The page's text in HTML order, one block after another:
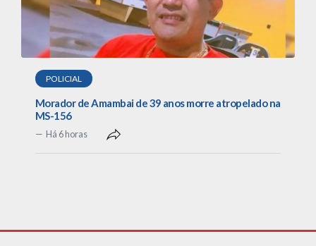
POLICIAL
Morador de Amambai de 39 anos morre atropelado na
MS-156
Há 6 horas